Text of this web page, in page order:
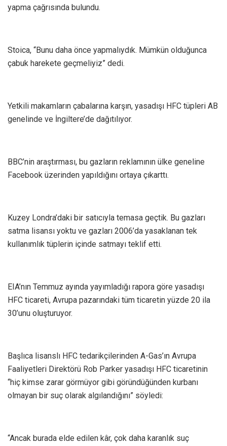
yapma çağrısında bulundu.
Stoica, “Bunu daha önce yapmalıydık. Mümkün olduğunca
çabuk harekete geçmeliyiz” dedi.
Yetkili makamların çabalarına karşın, yasadışı HFC tüpleri AB
genelinde ve İngiltere’de dağıtılıyor.
BBC’nin araştırması, bu gazların reklamının ülke geneline
Facebook üzerinden yapıldığını ortaya çıkarttı.
Kuzey Londra’daki bir satıcıyla temasa geçtik. Bu gazları
satma lisansı yoktu ve gazları 2006’da yasaklanan tek
kullanımlık tüplerin içinde satmayı teklif etti.
EIA’nın Temmuz ayında yayımladığı rapora göre yasadışı
HFC ticareti, Avrupa pazarındaki tüm ticaretin yüzde 20 ila
30’unu oluşturuyor.
Başlıca lisanslı HFC tedarikçilerinden A-Gas’ın Avrupa
Faaliyetleri Direktörü Rob Parker yasadışı HFC ticaretinin
“hiç kimse zarar görmüyor gibi göründüğünden kurbanı
olmayan bir suç olarak algılandığını” söyledi:
“Ancak burada elde edilen kâr, çok daha karanlık suç